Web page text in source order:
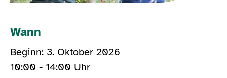
Wann
Beginn: 3. Oktober 2026
10:00 - 14:00 Uhr